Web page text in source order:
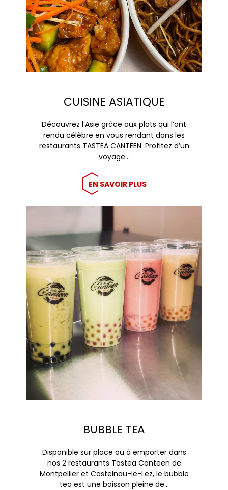
CUISINE ASIATIQUE
Découvrez l’Asie grâce aux plats qui l’ont
rendu célèbre en vous rendant dans les
restaurants TASTEA CANTEEN. Profitez d’un
voyage…
EN SAVOIR PLUS
BUBBLE TEA
Disponible sur place ou à emporter dans
nos 2 restaurants Tastea Canteen de
Montpellier et Castelnau-le-Lez, le bubble
tea est une boisson pleine de…